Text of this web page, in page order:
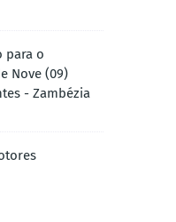
para o
Nove (09)
- Zambézia